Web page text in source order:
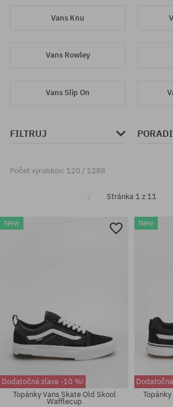
Vans Knu
Vans Rowley
Vans Slip On
FILTRUJ
Počet výrobkov: 120 / 1288
Stránka 1 z 11
New
Dodatočná zľava -10 %!
Topánky Vans Skate Old Skool
Wafflecup
New